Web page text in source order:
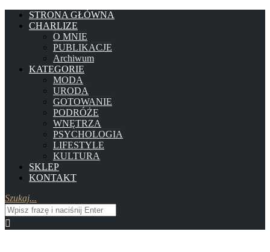
STRONA GŁÓWNA
CHARLIZE
O MNIE
PUBLIKACJE
Archiwum
KATEGORIE
MODA
URODA
GOTOWANIE
PODRÓŻE
WNĘTRZA
PSYCHOLOGIA
LIFESTYLE
KULTURA
SKLEP
KONTAKT
Szukaj...